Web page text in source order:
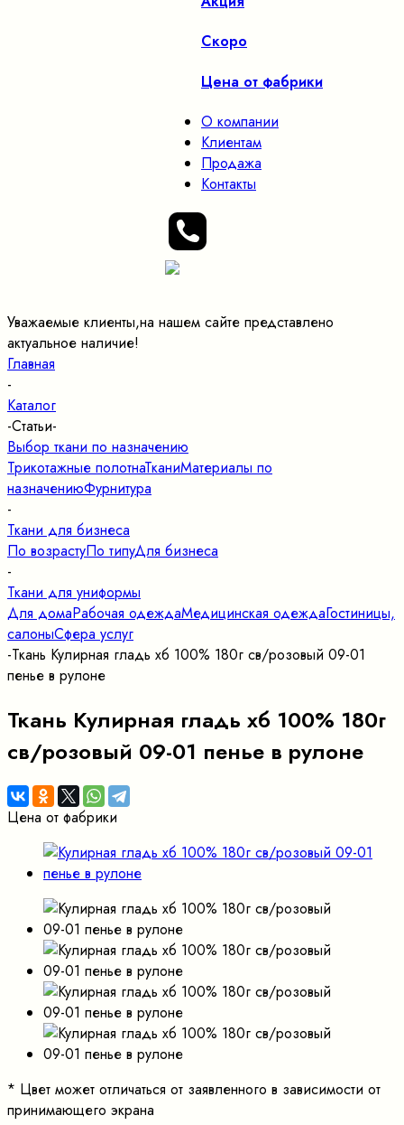
Скоро
Цена от фабрики
О компании
Клиентам
Продажа
Контакты
Уважаемые клиенты,на нашем сайте представлено
актуальное наличие!
Главная
-
Каталог
-Статьи-
Выбор ткани по назначению
Трикотажные полотнаТканиМатериалы по
назначениюФурнитура
-
Ткани для бизнеса
По возрастуПо типуДля бизнеса
-
Ткани для униформы
Для домаРабочая одеждаМедицинская одеждаГостиницы,
салоныСфера услуг
-Ткань Кулирная гладь хб 100% 180г св/розовый 09-01
пенье в рулоне
Ткань Кулирная гладь хб 100% 180г
св/розовый 09-01 пенье в рулоне
Цена от фабрики
* Цвет может отличаться от заявленного в зависимости от
принимающего экрана